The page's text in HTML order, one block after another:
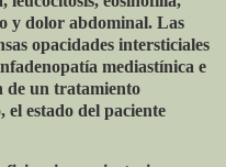
y dolor abdominal. Las
opacidades intersticiales
mediastínica e
de un tratamiento
estado del paciente